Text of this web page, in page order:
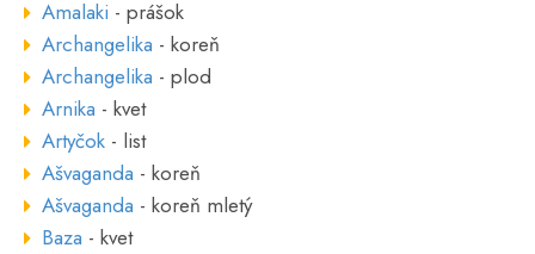
Amalaki - prášok
Archangelika - koreň
Archangelika - plod
Arnika - kvet
Artyčok - list
Ašvaganda - koreň
Ašvaganda - koreň mletý
Baza - kvet